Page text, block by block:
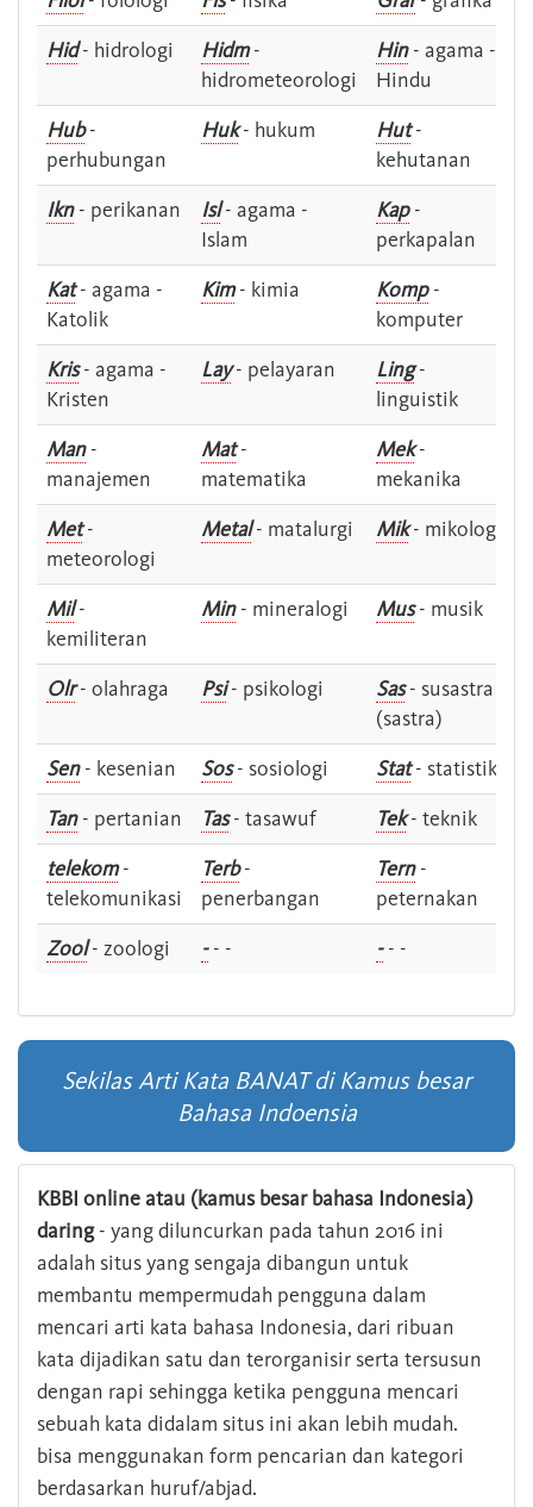
Hid- hidrologi Hidm-
hidrometeorologi
Hin- agama -
Hindu
Hub-
perhubungan
Huk- hukum Hut-
kehutanan
Ikn- perikanan Isl- agama -
Islam
Kap-
perkapalan
Kat- agama -
Katolik
Kim- kimia Komp-
komputer
Kris- agama -
Kristen
Lay- pelayaran Ling-
linguistik
Man-
manajemen
Mat-
matematika
Mek-
mekanika
Met-
meteorologi
Metal- matalurgi Mik- mikologi
Mil-
kemiliteran
Min- mineralogi Mus- musik
Olr- olahraga Psi- psikologi Sas- susastra -
(sastra)
Sen- kesenian Sos- sosiologi Stat- statistik
Tan- pertanian Tas- tasawuf Tek- teknik
telekom-
telekomunikasi
Terb-
penerbangan
Tern-
peternakan
Zool- zoologi -- - -- -
Sekilas Arti Kata BANAT di Kamus besar
Bahasa Indoensia
KBBI online atau (kamus besar bahasa Indonesia)
daring- yang diluncurkan pada tahun 2016 ini
adalah situs yang sengaja dibangun untuk
membantu mempermudah pengguna dalam
mencari arti kata bahasa Indonesia, dari ribuan
kata dijadikan satu dan terorganisir serta tersusun
dengan rapi sehingga ketika pengguna mencari
sebuah kata didalam situs ini akan lebih mudah.
bisa menggunakan form pencarian dan kategori
berdasarkan huruf/abjad.